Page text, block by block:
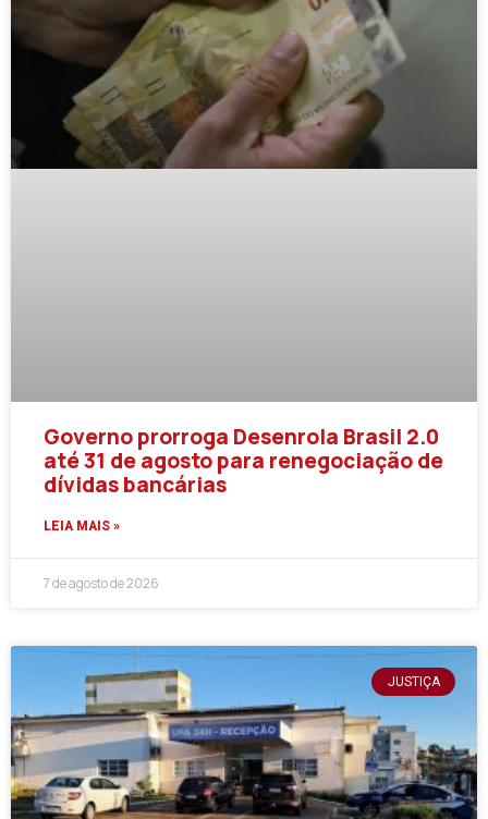
Governo prorroga Desenrola Brasil 2.0
até 31 de agosto para renegociação de
dívidas bancárias
LEIA MAIS »
7 de agosto de 2026
JUSTIÇA